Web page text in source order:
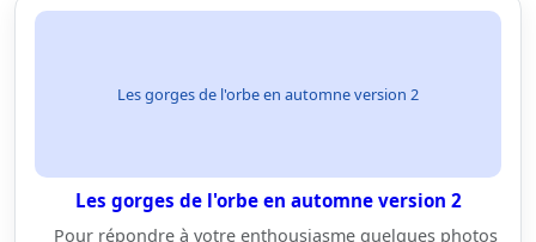
Les gorges de l'orbe en automne version 2
Les gorges de l'orbe en automne version 2
Pour répondre à votre enthousiasme quelques photos